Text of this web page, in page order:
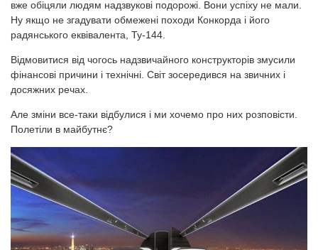
вже обіцяли людям надзвукові подорожі. Вони успіху не мали.
Ну якщо не згадувати обмежені походи Конкорда і його
радянського еквівалента, Ту-144.
Відмовитися від чогось надзвичайного конструкторів змусили
фінансові причини і технічні. Світ зосередився на звичних і
досяжних речах.
Але зміни все-таки відбулися і ми хочемо про них розповісти.
Полетіли в майбутнє?